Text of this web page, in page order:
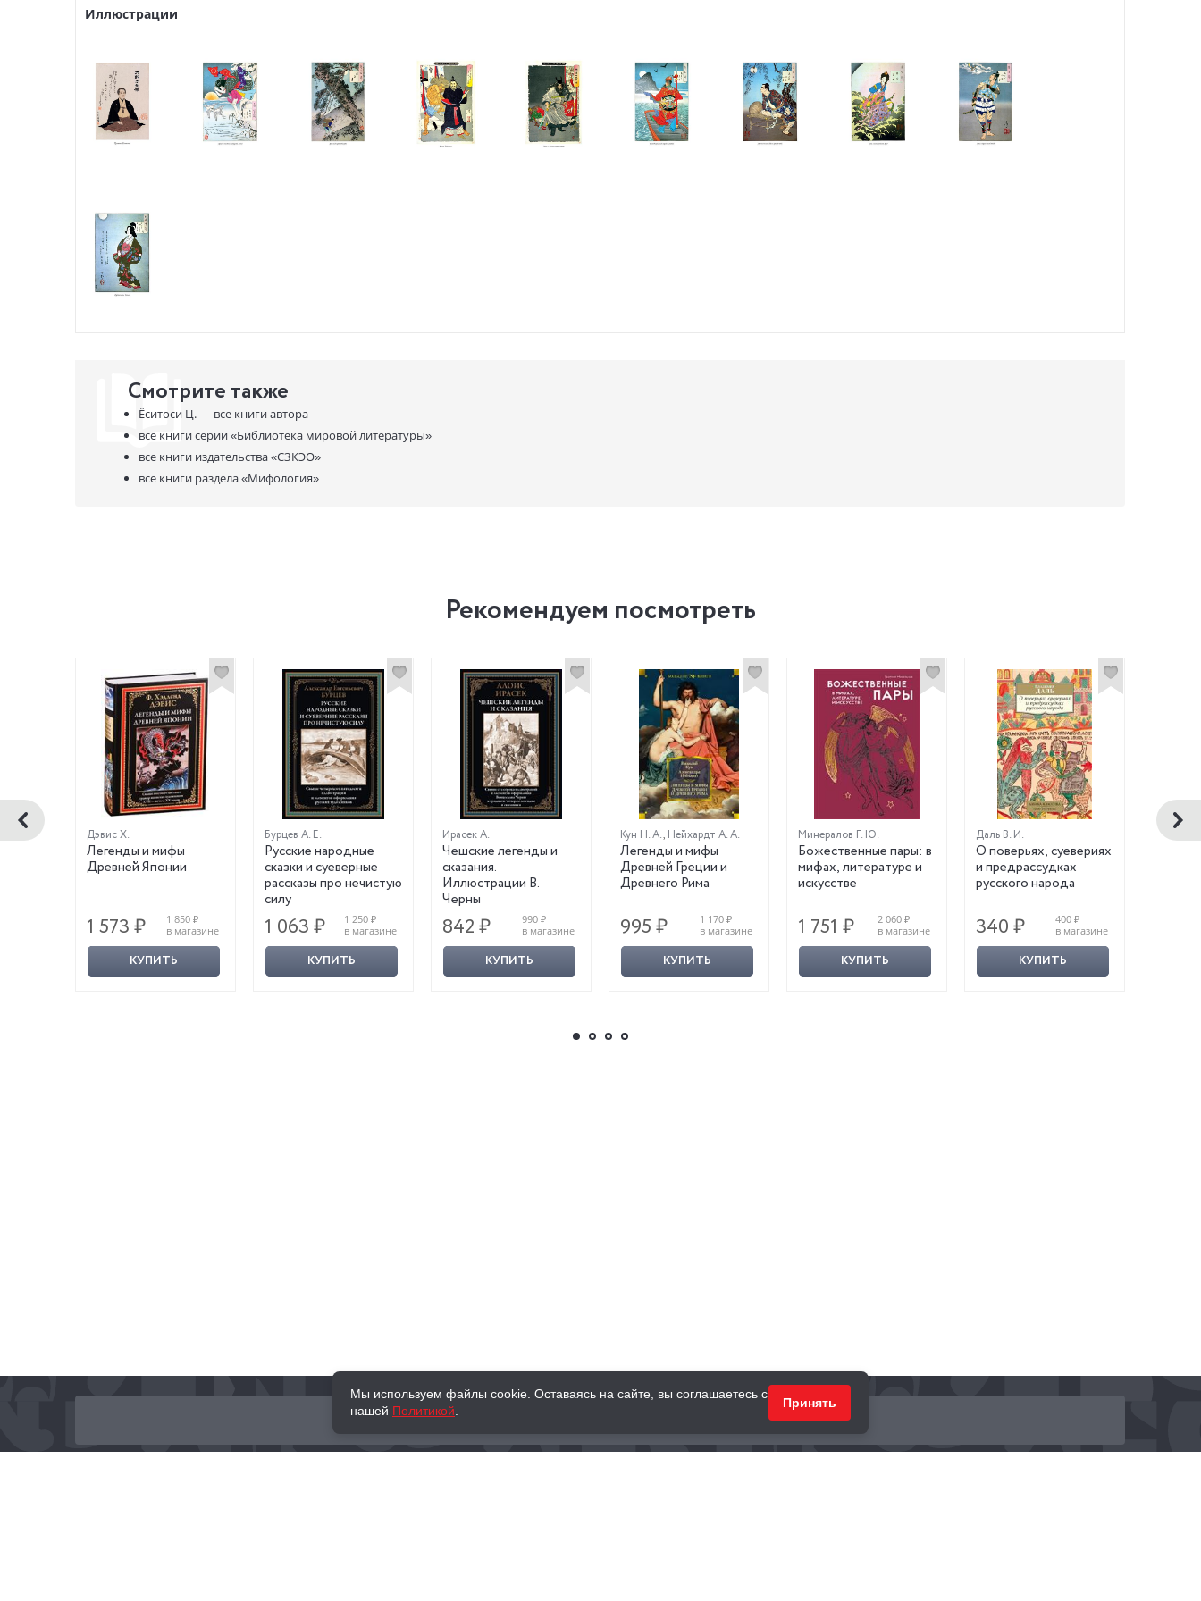
становится учеником прославленного мастера Утагавы Куниёси. Тогда же юный художник получил творческое имя — Ёситоси, — его
дал ему учитель, в доме которого была большая коллекция западных эстампов и гравюр. Ёситоси внимательно их изучал и
одновременно учился сам точно передавать образы изменчивого мира. Начало творческого пути для Ёситоси было трудным: умирает
отец, Япония переживает крах феодальной системы, атмосфера жизни в стране наполнена страхом перед неопределенным будущим…
После смерти последних своих близких людей Ёситоси взял себе имя одного из предков — художника Цукиоки Сеттея, — став таким
образом Цукиокой Ёситоси. В это время Ёситоси создал серию гравюр, насыщенных сценами насилия и смерти. Несмотря на мрачное
Иллюстрации
Смотрите также
Ёситоси Ц. — все книги автора
все книги серии«Библиотека мировой литературы»
все книги издательства«СЗКЭО»
все книги раздела«Мифология»
Рекомендуем посмотреть
Дэвис Х.
Легенды и мифы
Древней Японии
1 573 ₽
1 850 ₽
в магазине
КУПИТЬ
Бурцев А. Е.
Русские народные
сказки и суеверные
рассказы про нечистую
силу
1 063 ₽
1 250 ₽
в магазине
КУПИТЬ
Ирасек А.
Чешские легенды и
сказания.
Иллюстрации В.
Черны
842 ₽
990 ₽
в магазине
КУПИТЬ
Кун Н. А., Нейхардт А. А.
Легенды и мифы
Древней Греции и
Древнего Рима
995 ₽
1 170 ₽
в магазине
КУПИТЬ
Минералов Г. Ю.
Божественные пары: в
мифах, литературе и
искусстве
1 751 ₽
2 060 ₽
в магазине
КУПИТЬ
Даль В. И.
О поверьях, суевериях
и предрассудках
русского народа
340 ₽
400 ₽
в магазине
КУПИТЬ
Пропп В.
КНИГИ ПОДАРКИ
Мы используем файлы cookie. Оставаясь на сайте, вы соглашаетесь с
нашей Политикой
Принять